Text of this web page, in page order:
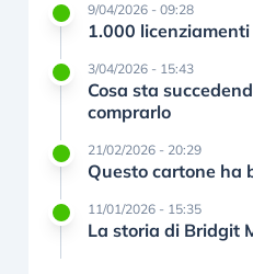
9/04/2026 - 09:28
1.000
3/04/2026 - 15:43
Cosa sta
comprarlo
21/02/2026 - 20:29
Questo cartone ha
11/01/2026 - 15:35
La storia di Bridgit